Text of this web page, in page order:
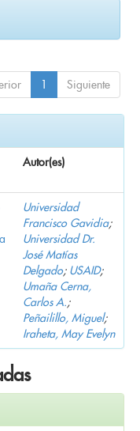
1 Siguiente
Autor(es)
Universidad
Francisco Gavidia;
Universidad Dr.
José Matías
Delgado; USAID;
Umaña Cerna,
Carlos A.;
Peñailillo, Miguel;
Iraheta, May Evelyn